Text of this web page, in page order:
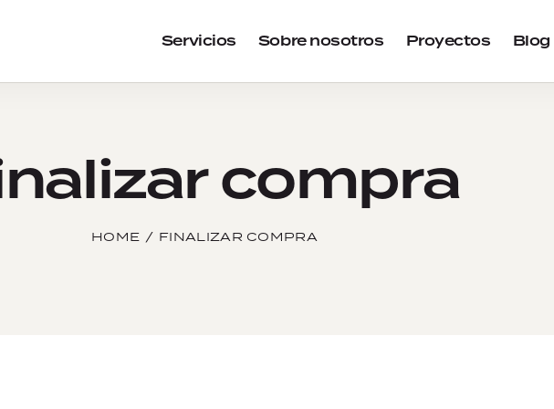
Servicios Sobre nosotros Proyectos Blog
compra
HOME FINALIZAR COMPRA